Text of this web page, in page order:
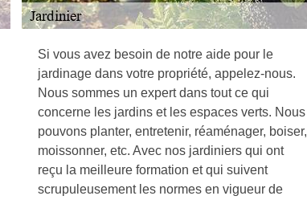
Si vous avez besoin de notre aide pour le
jardinage dans votre propriété, appelez-nous.
Nous sommes un expert dans tout ce qui
concerne les jardins et les espaces verts. Nous
pouvons planter, entretenir, réaménager, boiser,
moissonner, etc. Avec nos jardiniers qui ont
reçu la meilleure formation et qui suivent
scrupuleusement les normes en vigueur de